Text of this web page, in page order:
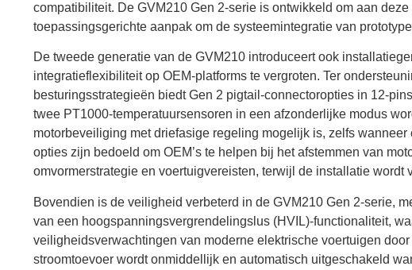
compatibiliteit. De GVM210 Gen 2-serie is ontwikkeld om aan
toepassingsgerichte aanpak om de systeemintegratie van
De tweede generatie van de GVM210 introduceert ook
integratieflexibiliteit op OEM-platforms te vergroten. Ter
besturingsstrategieën biedt Gen 2 pigtail-connectoropties in 12-
twee PT1000-temperatuursensoren in een afzonderlijke modus
motorbeveiliging met driefasige regeling mogelijk is, zelfs
opties zijn bedoeld om OEM’s te helpen bij het afstemmen van
omvormerstrategie en voertuigvereisten, terwijl de installatie wordt
Bovendien is de veiligheid verbeterd in de GVM210 Gen 2-serie,
van een hoogspanningsvergrendelingslus (HVIL)-functionaliteit,
veiligheidsverwachtingen van moderne elektrische voertuigen
stroomtoevoer wordt onmiddellijk en automatisch uitgeschakeld